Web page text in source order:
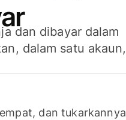
dan dibayar dalam
dalam satu akaun,
dan tukarkannya